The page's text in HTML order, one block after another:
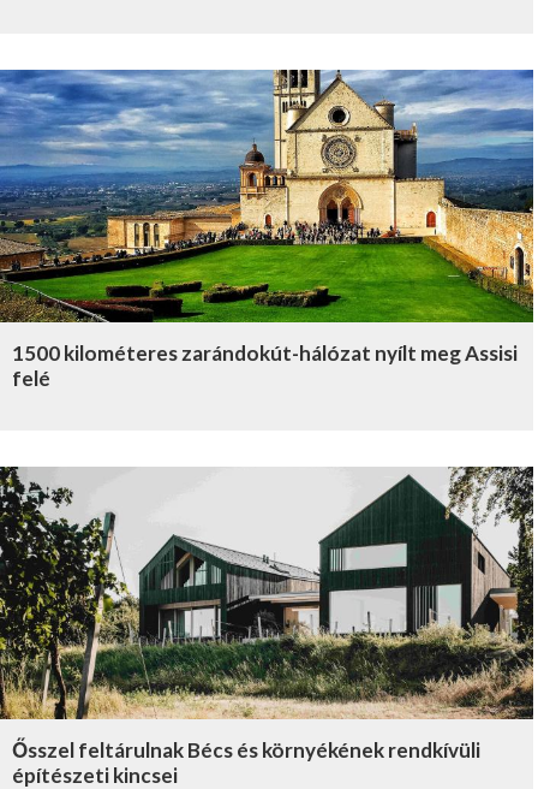
1500 kilométeres zarándokút-hálózat nyílt meg Assisi
felé
Ősszel feltárulnak Bécs és környékének rendkívüli
építészeti kincsei